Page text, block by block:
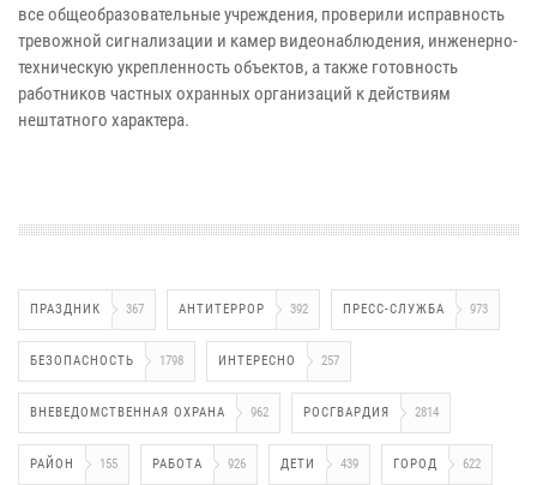
все общеобразовательные учреждения, проверили исправность
тревожной сигнализации и камер видеонаблюдения, инженерно-
техническую укрепленность объектов, а также готовность
работников частных охранных организаций к действиям
нештатного характера.
ПРАЗДНИК 367 АНТИТЕРРОР 392 ПРЕСС-СЛУЖБА 973
БЕЗОПАСНОСТЬ 1798 ИНТЕРЕСНО 257
ВНЕВЕДОМСТВЕННАЯ ОХРАНА 962 РОСГВАРДИЯ 2814
РАЙОН 155 РАБОТА 926 ДЕТИ 439 ГОРОД 622